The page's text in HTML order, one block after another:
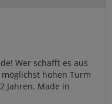
Wer schafft es aus
hohen Turm
Jahren. Made in